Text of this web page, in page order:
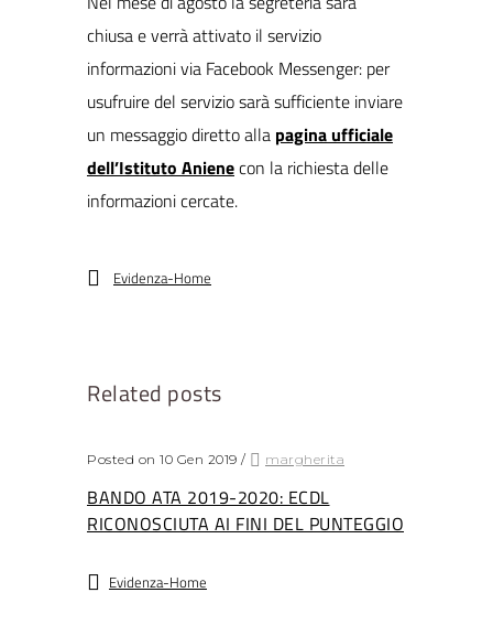
chiusa e verrà attivato il servizio
informazioni via Facebook Messenger: per
usufruire del servizio sarà sufficiente inviare
un messaggio diretto alla pagina ufficiale
dell’Istituto Anienecon la richiesta delle
informazioni cercate.
Evidenza-Home
Related posts
Posted on 10 Gen 2019 / margherita
BANDO ATA 2019-2020: ECDL
RICONOSCIUTA AI FINI DEL PUNTEGGIO
Evidenza-Home